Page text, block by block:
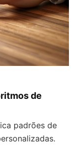
de
padrões de